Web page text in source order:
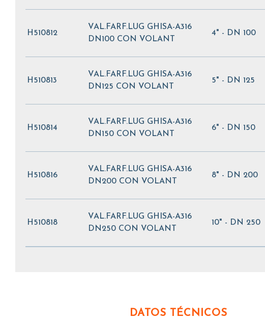
H510812
VAL.FARF.LUG GHISA-A316
DN100 CON VOLANT
4" - DN 100
H510813
VAL.FARF.LUG GHISA-A316
DN125 CON VOLANT
5" - DN 125
H510814
VAL.FARF.LUG GHISA-A316
DN150 CON VOLANT
6" - DN 150
H510816
VAL.FARF.LUG GHISA-A316
DN200 CON VOLANT
8" - DN 200
H510818
VAL.FARF.LUG GHISA-A316
DN250 CON VOLANT
10" - DN 250
DATOS TÉCNICOS